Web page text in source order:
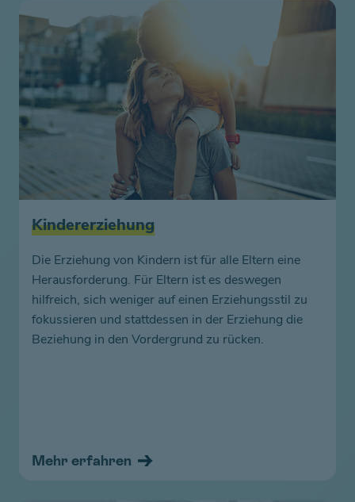
Kindererziehung
Die Erziehung von Kindern ist für alle Eltern eine
Herausforderung. Für Eltern ist es deswegen
hilfreich, sich weniger auf einen Erziehungsstil zu
fokussieren und stattdessen in der Erziehung die
Beziehung in den Vordergrund zu rücken.
Mehr erfahren